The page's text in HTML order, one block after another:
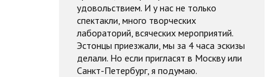
удовольствием. И у нас не только
спектакли, много творческих
лабораторий, всяческих мероприятий.
Эстонцы приезжали, мы за 4 часа эскизы
делали. Но если пригласят в Москву или
Санкт-Петербург, я подумаю.